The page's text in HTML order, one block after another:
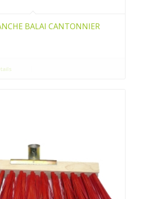
BALAI CANTONNIER